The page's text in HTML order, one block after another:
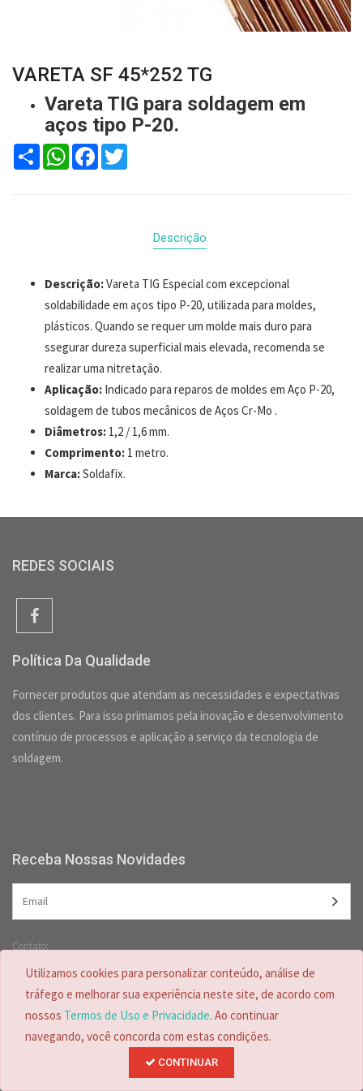
VARETA SF 45*252 TG
Vareta TIG para soldagem em
aços tipo P-20.
Compartilhar
WhatsAppFacebook
Twitter
Descrição
Descrição:Vareta TIG Especial com excepcional
soldabilidade em aços tipo P-20, utilizada para moldes,
plásticos. Quando se requer um molde mais duro para
ssegurar dureza superficial mais elevada, recomenda se
realizar uma nitretação.
Aplicação: Indicado para reparos de moldes em Aço P-20,
soldagem de tubos mecânicos de Aços Cr-Mo .
Diâmetros: 1,2 / 1,6 mm.
Comprimento: 1 metro.
Marca:Soldafix.
REDES SOCIAIS
Política Da Qualidade
Fornecer produtos que atendam as necessidades e expectativas
dos clientes. Para isso primamos pela inovação e desenvolvimento
contínuo de processos e aplicação a serviço da tecnologia de
soldagem.
Receba Nossas Novidades
Contato:
(47) 99728-4635
© Copyright 2026.Desenvolvido por
Utilizamos cookies para personalizar conteúdo, análise de
tráfego e melhorar sua experiência neste site, de acordo com
nossos Termos de Uso e Privacidade. Ao continuar
navegando, você concorda com estas condições.
CONTINUAR